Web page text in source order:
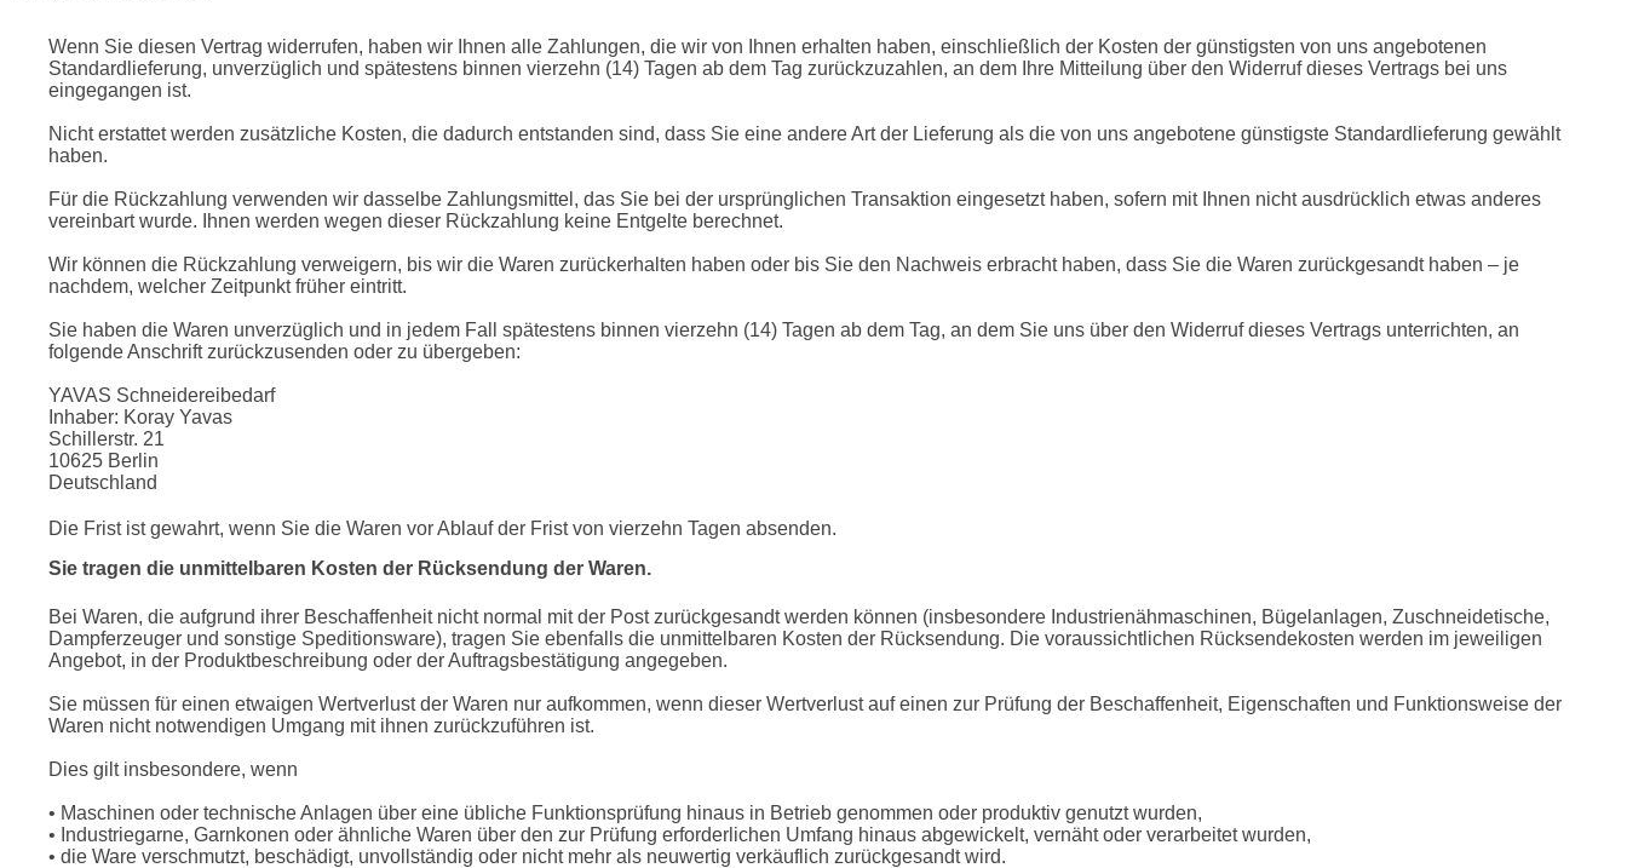
Wenn Sie diesen Vertrag widerrufen, haben wir Ihnen alle Zahlungen, die wir von Ihnen erhalten haben, einschließlich der Kosten der günstigsten von uns angebotenen
Standardlieferung, unverzüglich und spätestens binnen vierzehn (14) Tagen ab dem Tag zurückzuzahlen, an dem Ihre Mitteilung über den Widerruf dieses Vertrags bei uns
eingegangen ist.
Nicht erstattet werden zusätzliche Kosten, die dadurch entstanden sind, dass Sie eine andere Art der Lieferung als die von uns angebotene günstigste Standardlieferung gewählt
haben.
Für die Rückzahlung verwenden wir dasselbe Zahlungsmittel, das Sie bei der ursprünglichen Transaktion eingesetzt haben, sofern mit Ihnen nicht ausdrücklich etwas anderes
vereinbart wurde. Ihnen werden wegen dieser Rückzahlung keine Entgelte berechnet.
Wir können die Rückzahlung verweigern, bis wir die Waren zurückerhalten haben oder bis Sie den Nachweis erbracht haben, dass Sie die Waren zurückgesandt haben – je
nachdem, welcher Zeitpunkt früher eintritt.
Sie haben die Waren unverzüglich und in jedem Fall spätestens binnen vierzehn (14) Tagen ab dem Tag, an dem Sie uns über den Widerruf dieses Vertrags unterrichten, an
folgende Anschrift zurückzusenden oder zu übergeben:
YAVAS Schneidereibedarf
Inhaber: Koray Yavas
Schillerstr. 21
10625 Berlin
Deutschland
Die Frist ist gewahrt, wenn Sie die Waren vor Ablauf der Frist von vierzehn Tagen absenden.
Sie tragen die unmittelbaren Kosten der Rücksendung der Waren.
Bei Waren, die aufgrund ihrer Beschaffenheit nicht normal mit der Post zurückgesandt werden können (insbesondere Industrienähmaschinen, Bügelanlagen, Zuschneidetische,
Dampferzeuger und sonstige Speditionsware), tragen Sie ebenfalls die unmittelbaren Kosten der Rücksendung. Die voraussichtlichen Rücksendekosten werden im jeweiligen
Angebot, in der Produktbeschreibung oder der Auftragsbestätigung angegeben.
Sie müssen für einen etwaigen Wertverlust der Waren nur aufkommen, wenn dieser Wertverlust auf einen zur Prüfung der Beschaffenheit, Eigenschaften und Funktionsweise der
Waren nicht notwendigen Umgang mit ihnen zurückzuführen ist.
Dies gilt insbesondere, wenn
• Maschinen oder technische Anlagen über eine übliche Funktionsprüfung hinaus in Betrieb genommen oder produktiv genutzt wurden,
• Industriegarne, Garnkonen oder ähnliche Waren über den zur Prüfung erforderlichen Umfang hinaus abgewickelt, vernäht oder verarbeitet wurden,
• die Ware verschmutzt, beschädigt, unvollständig oder nicht mehr als neuwertig verkäuflich zurückgesandt wird.